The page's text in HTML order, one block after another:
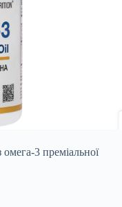
3 преміальної